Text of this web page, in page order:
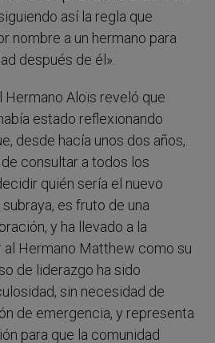
así la regla que
nombre a un hermano para
después de él».
Hermano Aloïs reveló que
estado reflexionando
desde hacía unos dos años,
consultar a todos los
quién sería el nuevo
es fruto de una
y ha llevado a la
Hermano Matthew como su
de liderazgo ha sido
sin necesidad de
de emergencia, y representa
para que la comunidad